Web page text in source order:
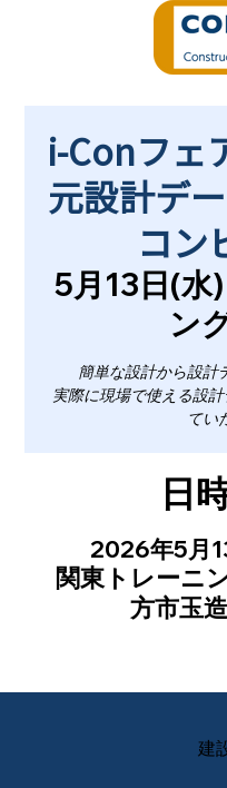
i-Conフ
元設計デ
コン
5月13日(水)
ン
簡単な設計から設計
実際に現場で使える設
てい
日
2026年5月
関東トレーニ
方市玉
建